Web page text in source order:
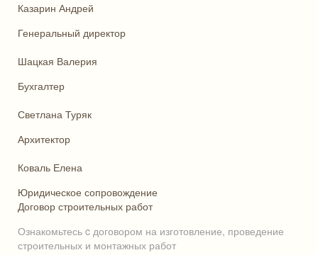
Казарин Андрей
Генеральный директор
Шацкая Валерия
Бухгалтер
Светлана Туряк
Архитектор
Коваль Елена
Юридическое сопровождение
Договор строительных работ
Ознакомьтесь c договором на изготовление, проведение
строительных и монтажных работ